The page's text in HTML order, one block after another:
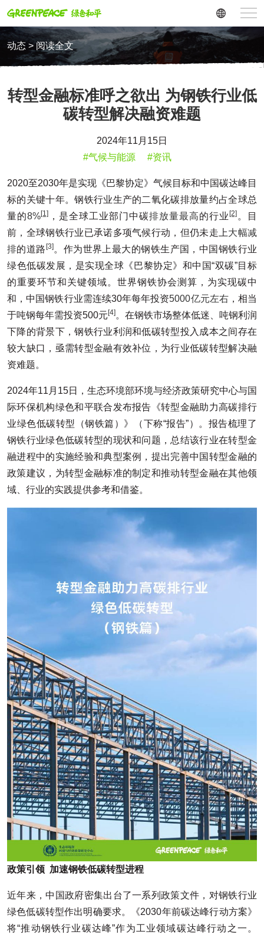
动态 > 阅读全文
转型金融标准呼之欲出 为钢铁行业低
碳转型解决融资难题
2024年11月15日
#气候与能源
#资讯
2020至2030年是实现《巴黎协定》气候目标和中国碳达峰目
标的关键十年。钢铁行业生产的二氧化碳排放量约占全球总
量的8%[1] ，是全球工业部门中碳排放量最高的行业 [2] 。目
前，全球钢铁行业已承诺多项气候行动，但仍未走上大幅减
排的道路 [3]。作为世界上最大的钢铁生产国，中国钢铁行业
绿色低碳发展，是实现全球《巴黎协定》和中国“双碳”目标
的重要环节和关键领域。世界钢铁协会测算，为实现碳中
和，中国钢铁行业需连续30年每年投资5000亿元左右，相当
于吨钢每年需投资500元 [4] 。在钢铁市场整体低迷、吨钢利润
下降的背景下，钢铁行业利润和低碳转型投入成本之间存在
较大缺口，亟需转型金融有效补位，为行业低碳转型解决融
资难题。
2024年11月15日，生态环境部环境与经济政策研究中心与国
际环保机构绿色和平联合发布报告《转型金融助力高碳排行
业绿色低碳转型（钢铁篇）》（下称“报告”）。报告梳理了
钢铁行业绿色低碳转型的现状和问题，总结该行业在转型金
融进程中的实施经验和典型案例，提出完善中国转型金融的
政策建议，为转型金融标准的制定和推动转型金融在其他领
域、行业的实践提供参考和借鉴。
政策引领 加速钢铁低碳转型进程
近年来，中国政府密集出台了一系列政策文件，对钢铁行业
绿色低碳转型作出明确要求。《2030年前碳达峰行动方案》
将“推动钢铁行业碳达峰”作为工业领域碳达峰行动之一。